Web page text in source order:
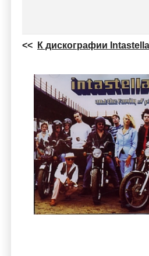
<< К дискографии Intastella